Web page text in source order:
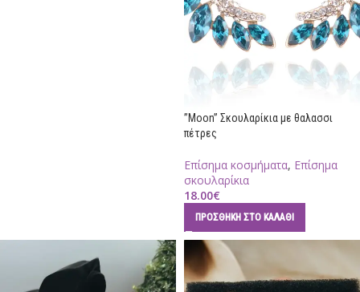
”Moon” Σκουλαρίκια με θαλασσι
πέτρες
Επίσημα κοσμήματα, Επίσημα
σκουλαρίκια
18.00€
ΠΡΟΣΘΉΚΗ ΣΤΟ ΚΑΛΆΘΙ